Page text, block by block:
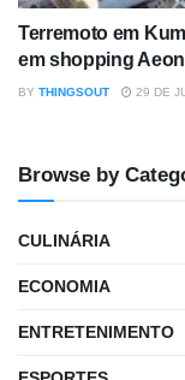
Terremoto em
em shopping Aeon
BY THINGSOUT 29 DE
Browse by
CULINÁRIA
ECONOMIA
ENTRETENIMENTO